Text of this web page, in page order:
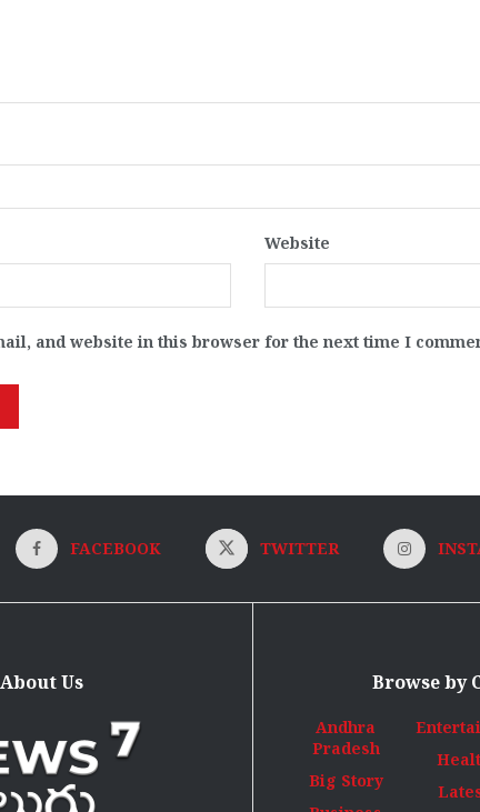
Website
and website in this browser for the next time I
FACEBOOK TWITTER
About Us Browse by
Andhra
Pradesh
Big Story